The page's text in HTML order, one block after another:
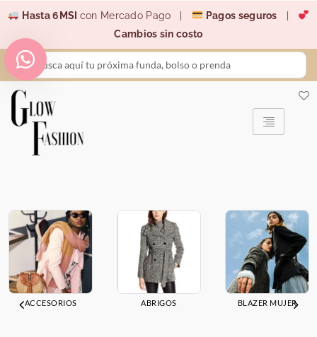
contenido
Hasta 6MSI con Mercado Pago | Pagos seguros
Cambios sin costo
Search
...
ACCESORIOS ABRIGOS BLAZER MUJER